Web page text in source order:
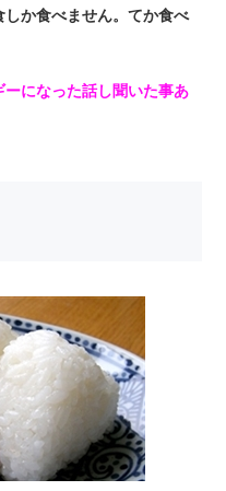
か食べません。てか食べ
になった話し聞いた事あ